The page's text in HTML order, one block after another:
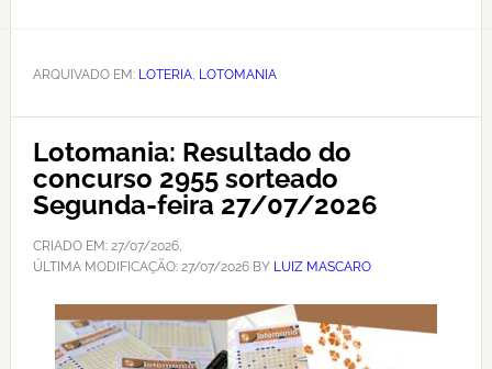
ARQUIVADO EM: LOTERIA, LOTOMANIA
Lotomania: Resultado do
concurso 2955 sorteado
Segunda-feira 27/07/2026
CRIADO EM: 27/07/2026,
ÚLTIMA MODIFICAÇÃO: 27/07/2026BY LUIZ MASCARO